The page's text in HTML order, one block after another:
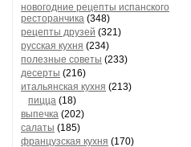
новогодние рецепты испанского
ресторанчика (348)
рецепты друзей (321)
русская кухня (234)
полезные советы (233)
десерты (216)
итальянская кухня (213)
пицца (18)
выпечка (202)
салаты (185)
французская кухня (170)